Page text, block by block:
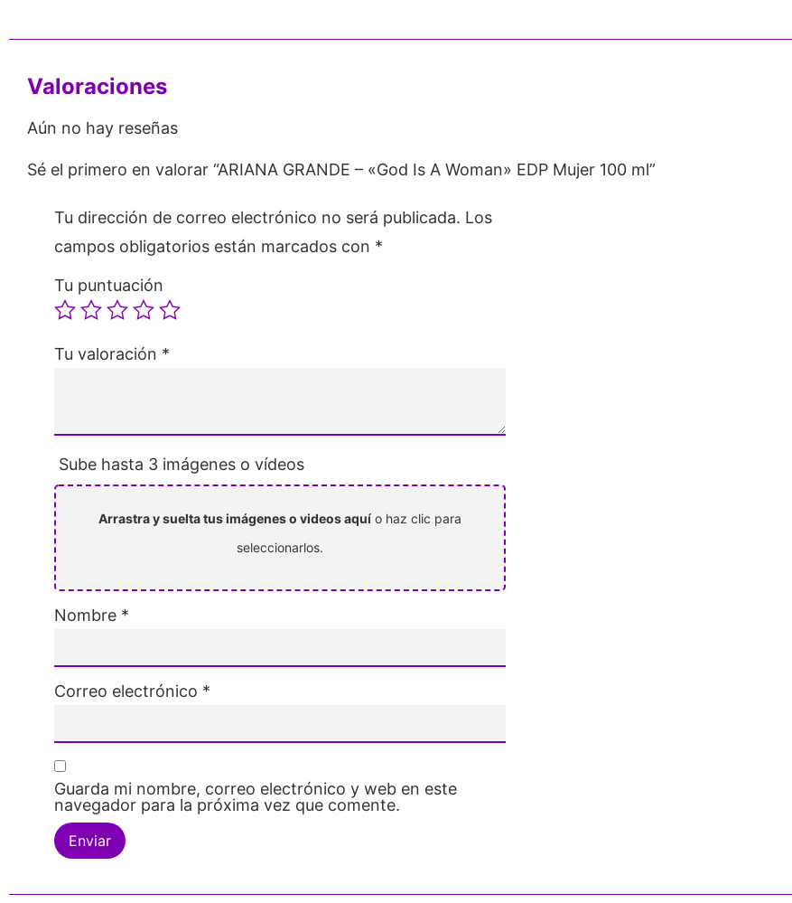
Valoraciones
Aún no hay reseñas
Sé el primero en valorar “ARIANA GRANDE – «God Is A Woman» EDP Mujer 100 ml”
Tu dirección de correo electrónico no será publicada. Los
campos obligatorios están marcados con *
Tu puntuación
Tu valoración *
Sube hasta 3 imágenes o vídeos
Arrastra y suelta tus imágenes o videos aquí o haz clic para
seleccionarlos.
Nombre *
Correo electrónico *
Guarda mi nombre, correo electrónico y web en este
navegador para la próxima vez que comente.